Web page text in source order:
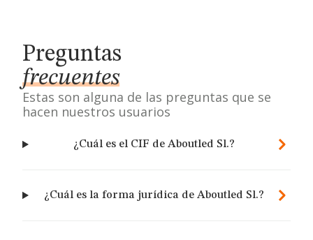
Preguntas
frecuentes
Estas son alguna de las preguntas que se
hacen nuestros usuarios
¿Cuál es el CIF de Aboutled Sl.?
¿Cuál es la forma jurídica de Aboutled Sl.?